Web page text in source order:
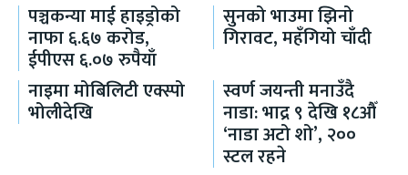
पञ्चकन्या माई हाइड्रोको
नाफा ६.६७ करोड,
ईपीएस ६.०७ रुपैयाँ
सुनको भाउमा झिनो
गिरावट, महँगियो चाँदी
नाइमा मोबिलिटी एक्स्पो
भोलीदेखि
स्वर्ण जयन्ती मनाउँदै
नाडा: भाद्र ९ देखि १८औँ
‘नाडा अटो शो’, २००
स्टल रहने